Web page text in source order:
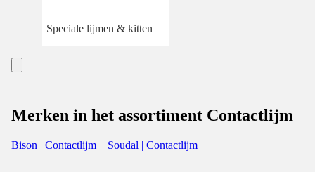
Speciale lijmen & kitten
Merken in het assortiment Contactlijm
Bison | Contactlijm Soudal | Contactlijm